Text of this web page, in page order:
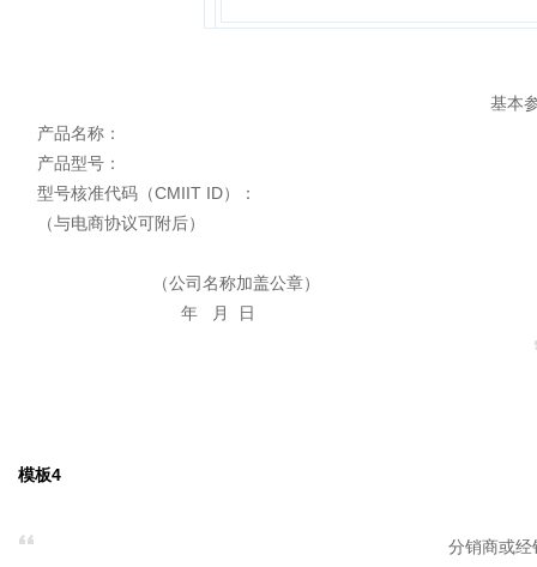
基本
产品名称：
产品型号：
型号核准代码（CMIIT ID）：
（与电商协议可附后）
（公司名称加盖公章）
年 月 日
模板4
分销商或经